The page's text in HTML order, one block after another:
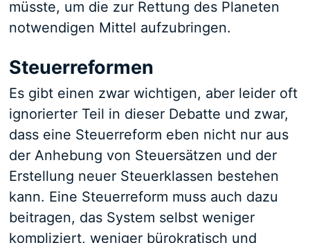
müsste, um die zur Rettung des Planeten
notwendigen Mittel aufzubringen.
Steuerreformen
Es gibt einen zwar wichtigen, aber leider oft
ignorierter Teil in dieser Debatte und zwar,
dass eine Steuerreform eben nicht nur aus
der Anhebung von Steuersätzen und der
Erstellung neuer Steuerklassen bestehen
kann. Eine Steuerreform muss auch dazu
beitragen, das System selbst weniger
kompliziert, weniger bürokratisch und